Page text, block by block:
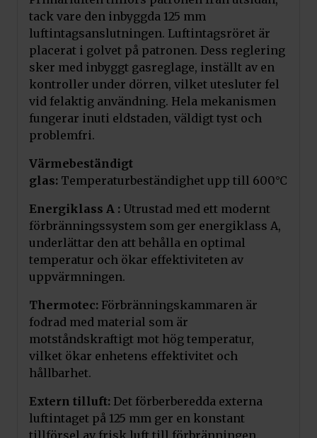
tack vare den inbyggda 125 mm
luftintagsanslutningen. Luftintagsröret är
placerat i golvet på patronen. Dess reglering
sker med inbyggt gasreglage, inställt av en
kontroller under dörren, vilket utesluter fel
vid felaktig användning. Hela mekanismen
fungerar inuti eldstaden, väldigt tyst och
problemfri.
Värmebeständigt
glas: Temperaturbeständighet upp till 600°C
Energiklass A : Utrustad med ett modernt
förbränningssystem som ger energiklass A,
underlättar den att behålla en optimal
temperatur och ökar effektiviteten av
uppvärmningen.
Thermotec: Förbränningskammaren är
fodrad med material som är
motståndskraftigt mot hög temperatur,
vilket ökar enhetens effektivitet och
hållbarhet.
Extern tilluft: Det förberberedda externa
luftintaget på 125 mm ger en konstant